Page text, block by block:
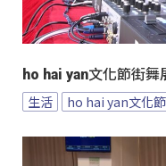
ho hai yan文化節街
生活 ho hai yan文化節